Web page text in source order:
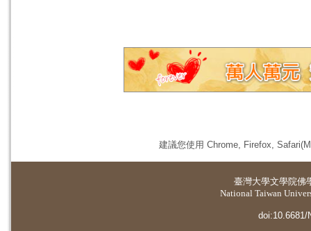
建議您使用 Chrome, Firefox,
臺灣大學文學院佛
National Taiwan
doi:10.6681/